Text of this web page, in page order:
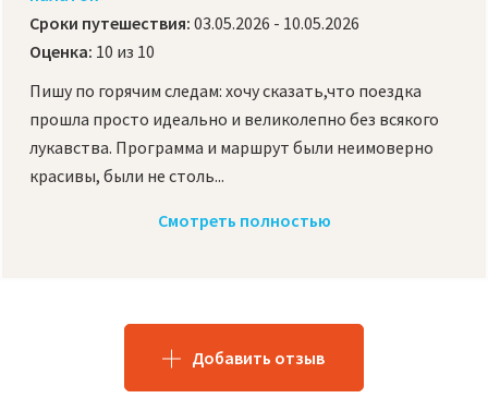
Сроки путешествия: 03.05.2026 - 10.05.2026
Оценка: 10 из 10
Пишу по горячим следам: хочу сказать,что поездка
прошла просто идеально и великолепно без всякого
лукавства. Программа и маршрут были неимоверно
красивы, были не столь...
Смотреть полностью
Добавить отзыв